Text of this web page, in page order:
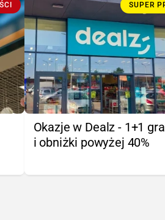
SUPER
Okazje w Dealz - 1+1
i obniżki powyżej 40%